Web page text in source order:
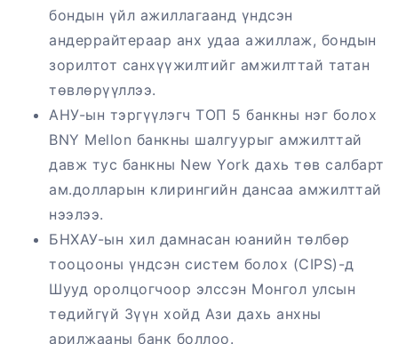
бондын үйл ажиллагаанд үндсэн
андеррайтераар анх удаа ажиллаж, бондын
зорилтот санхүүжилтийг амжилттай татан
төвлөрүүллээ.
АНУ-ын тэргүүлэгч ТОП 5 банкны нэг болох
BNY Mellon банкны шалгуурыг амжилттай
давж тус банкны New York дахь төв салбарт
ам.долларын клирингийн дансаа амжилттай
нээлээ.
БНХАУ-ын хил дамнасан юанийн төлбөр
тооцооны үндсэн систем болох (CIPS)-д
Шууд оролцогчоор элссэн Монгол улсын
төдийгүй Зүүн хойд Ази дахь анхны
арилжааны банк боллоо.